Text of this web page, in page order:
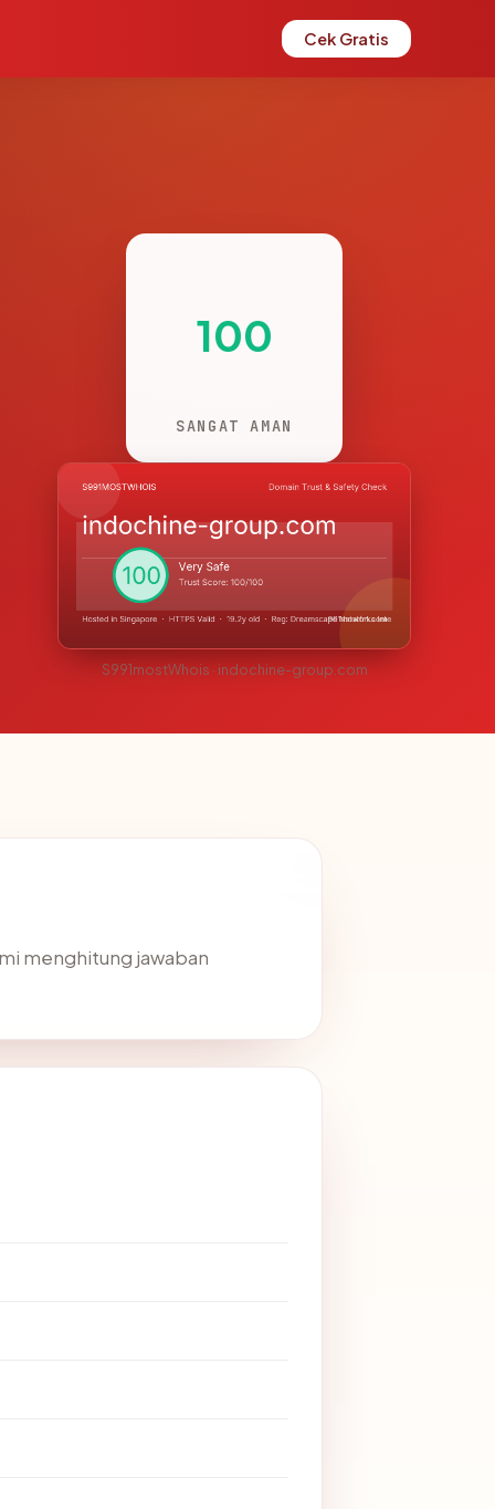
Cek Gratis
100
SANGAT AMAN
S991mostWhois · indochine-group.com
menghitung jawaban